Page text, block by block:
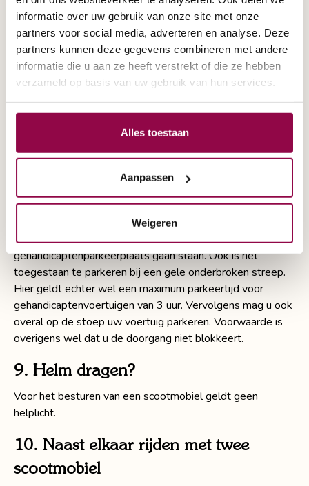
informatie over uw gebruik van onze site met onze
partners voor social media, adverteren en analyse. Deze
partners kunnen deze gegevens combineren met andere
informatie die u aan ze heeft verstrekt of die ze hebben
verzameld op basis van uw gebruik van hun services.
Alles toestaan
Aanpassen
Weigeren
branden. Voert u geen licht? Dan kunt u een boete krijgen.
Rijdt u met uw elektrische voertuig op de stoep? U bent
dan niet verplicht de verlichting aan te hebben. Echter, het
algemene advies luidt om te allen tijd te zorgen dat u
goed zichtbaar bent en de verlichting te gebruiken. Ook
wordt aangeraden reflecterende kleding te dragen en/of
een fluorescerend hesje over de stoel te doen. Dat zorgt
ervoor dat u goed zichtbaar bent voor anderen.
8. Parkeren scootmobiel
geldt dat ook voor scootmobilisten. Maar er zijn een aantal
uitzonderingen. Omdat een scootmobiel een
gehandicaptenvoertuig is, mag u ook op een
gehandicaptenparkeerplaats gaan staan. Ook is het
toegestaan te parkeren bij een gele onderbroken streep.
Hier geldt echter wel een maximum parkeertijd voor
gehandicaptenvoertuigen van 3 uur. Vervolgens mag u ook
overal op de stoep uw voertuig parkeren. Voorwaarde is
overigens wel dat u de doorgang niet blokkeert.
9. Helm dragen?
Voor het besturen van een scootmobiel geldt geen
helplicht.
10. Naast elkaar rijden met twee
scootmobiel